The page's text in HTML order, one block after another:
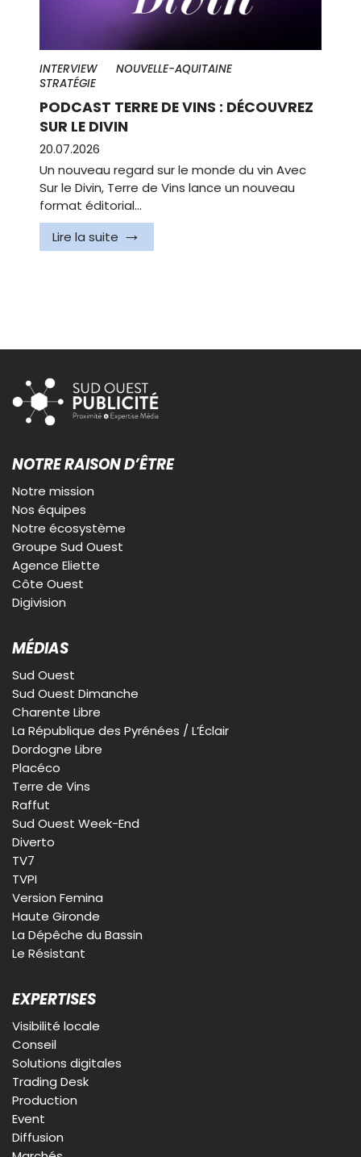
INTERVIEW
NOUVELLE-AQUITAINE
STRATÉGIE
PODCAST TERRE DE VINS : DÉCOUVREZ
SUR LE DIVIN
20.07.2026
Un nouveau regard sur le monde du vin Avec
Sur le Divin, Terre de Vins lance un nouveau
format éditorial…
Lire la suite
NOTRE RAISON D’ÊTRE
Notre mission
Nos équipes
Notre écosystème
Groupe Sud Ouest
Agence Eliette
Côte Ouest
Digivision
MÉDIAS
Sud Ouest
Sud Ouest Dimanche
Charente Libre
La République des Pyrénées / L’Éclair
Dordogne Libre
Placéco
Terre de Vins
Raffut
Sud Ouest Week-End
Diverto
TV7
TVPI
Version Femina
Haute Gironde
La Dépêche du Bassin
Le Résistant
EXPERTISES
Visibilité locale
Conseil
Solutions digitales
Trading Desk
Production
Event
Diffusion